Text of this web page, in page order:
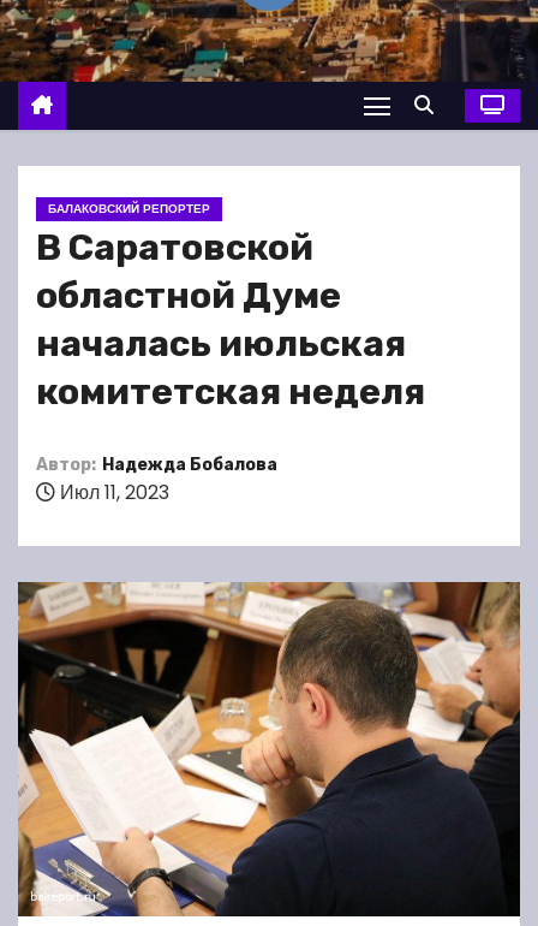
о
м
у
БАЛАКОВСКИЙ РЕПОРТЕР
В Саратовской
областной Думе
началась июльская
комитетская неделя
Автор: Надежда Бобалова
Июл 11, 2023